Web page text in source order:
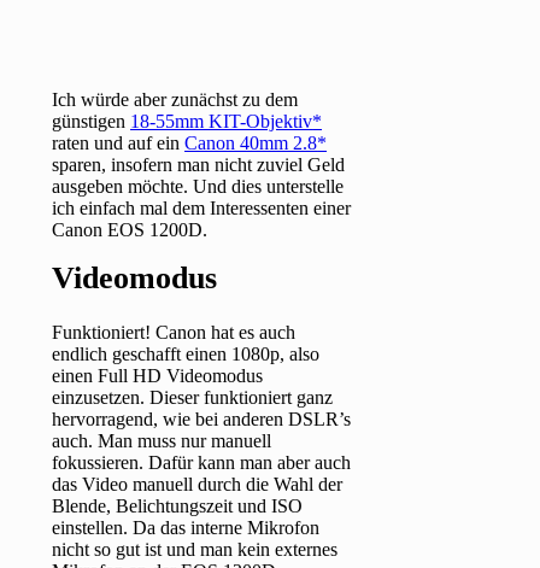
Ich würde aber zunächst zu dem
günstigen 18-55mm KIT-Objektiv
raten und auf einCanon 40mm 2.8
sparen, insofern man nicht zuviel Geld
ausgeben möchte. Und dies unterstelle
ich einfach mal dem Interessenten einer
Canon EOS 1200D.
Videomodus
Funktioniert! Canon hat es auch
endlich geschafft einen 1080p, also
einen Full HD Videomodus
einzusetzen. Dieser funktioniert ganz
hervorragend, wie bei anderen DSLR’s
auch. Man muss nur manuell
fokussieren. Dafür kann man aber auch
das Video manuell durch die Wahl der
Blende, Belichtungszeit und ISO
einstellen. Da das interne Mikrofon
nicht so gut ist und man kein externes